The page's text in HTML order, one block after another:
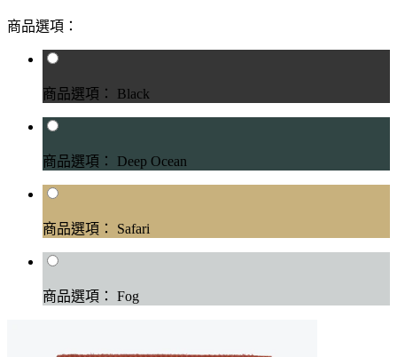
商品選項：
商品選項： Black
商品選項： Deep Ocean
商品選項： Safari
商品選項： Fog